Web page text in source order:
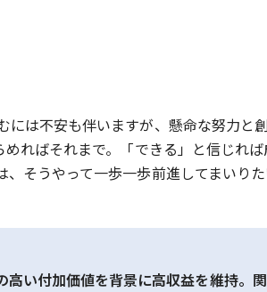
は不安も伴いますが、懸命な努力と
ればそれまで。「できる」と信じれ
そうやって一歩一歩前進してまいりた
い付加価値を背景に高収益を維持。